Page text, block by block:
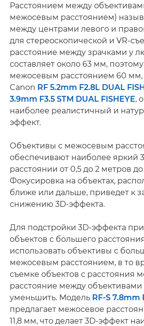
Расстоянием между
межосевым расстоянием)
между центрами левого и
для стереоскопической и VR-
расстояние между зрачками у
составляет около 63 мм,
межосевым расстоянием 60 мм,
Canon RF 5.2mm F2.8L DUAL
3.9mm F3.5 STM DUAL FISHEYE,
наиболее реалистичный и
эффект.
Объективы с межосевым
обеспечивают наиболее яркий
расстоянии от 0,5 до 2 метров
Фокусировка на объектах,
ближе или дальше, приведет к
снижению 3D-эффекта.
Для подстройки 3D-эффекта
объектов с большего
использовать объективы с
межосевым расстоянием, в то
съемке объектов с расстояния
расстояние между объективами
уменьшить. Модель RF-S 7.8mm
предлагает межосевое
11,8 мм, что делает 3D-эффект